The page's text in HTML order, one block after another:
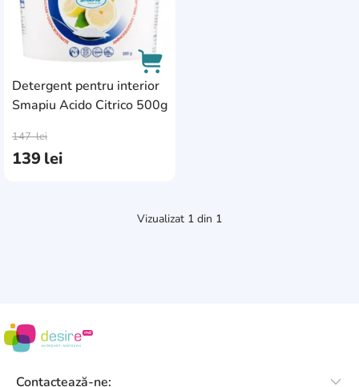
Detergent pentru interior
Smapiu Acido Citrico 500g
139 lei
147lei
Vizualizat 1 din 1
Contactează-ne: